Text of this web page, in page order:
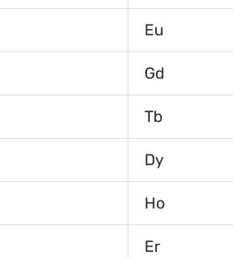
Eu
Gd
Tb
Dy
Ho
Er